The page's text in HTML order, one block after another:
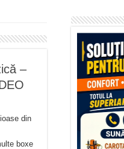
2026
–
din
boxe